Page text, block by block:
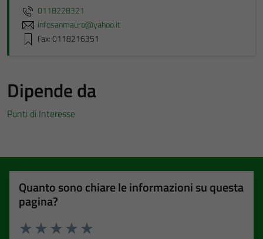
0118228321
infosanmauro@yahoo.it
Fax: 0118216351
Dipende da
Punti di Interesse
Quanto sono chiare le informazioni su questa
pagina?